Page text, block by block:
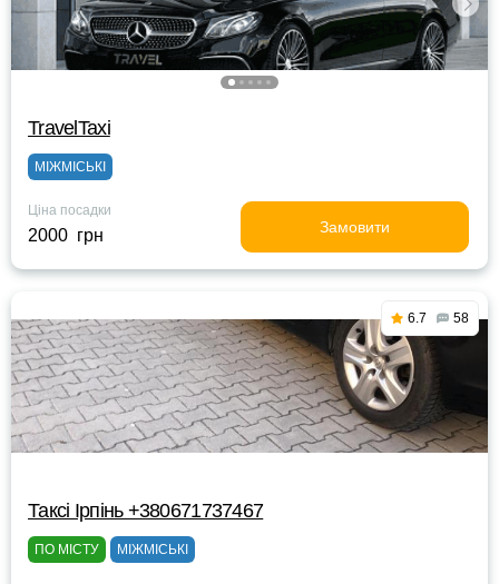
TravelTaxi
МІЖМІСЬКІ
Ціна посадки
2000 грн Замовити
6.7 58
Таксі Ірпінь +380671737467
ПО МІСТУ МІЖМІСЬКІ